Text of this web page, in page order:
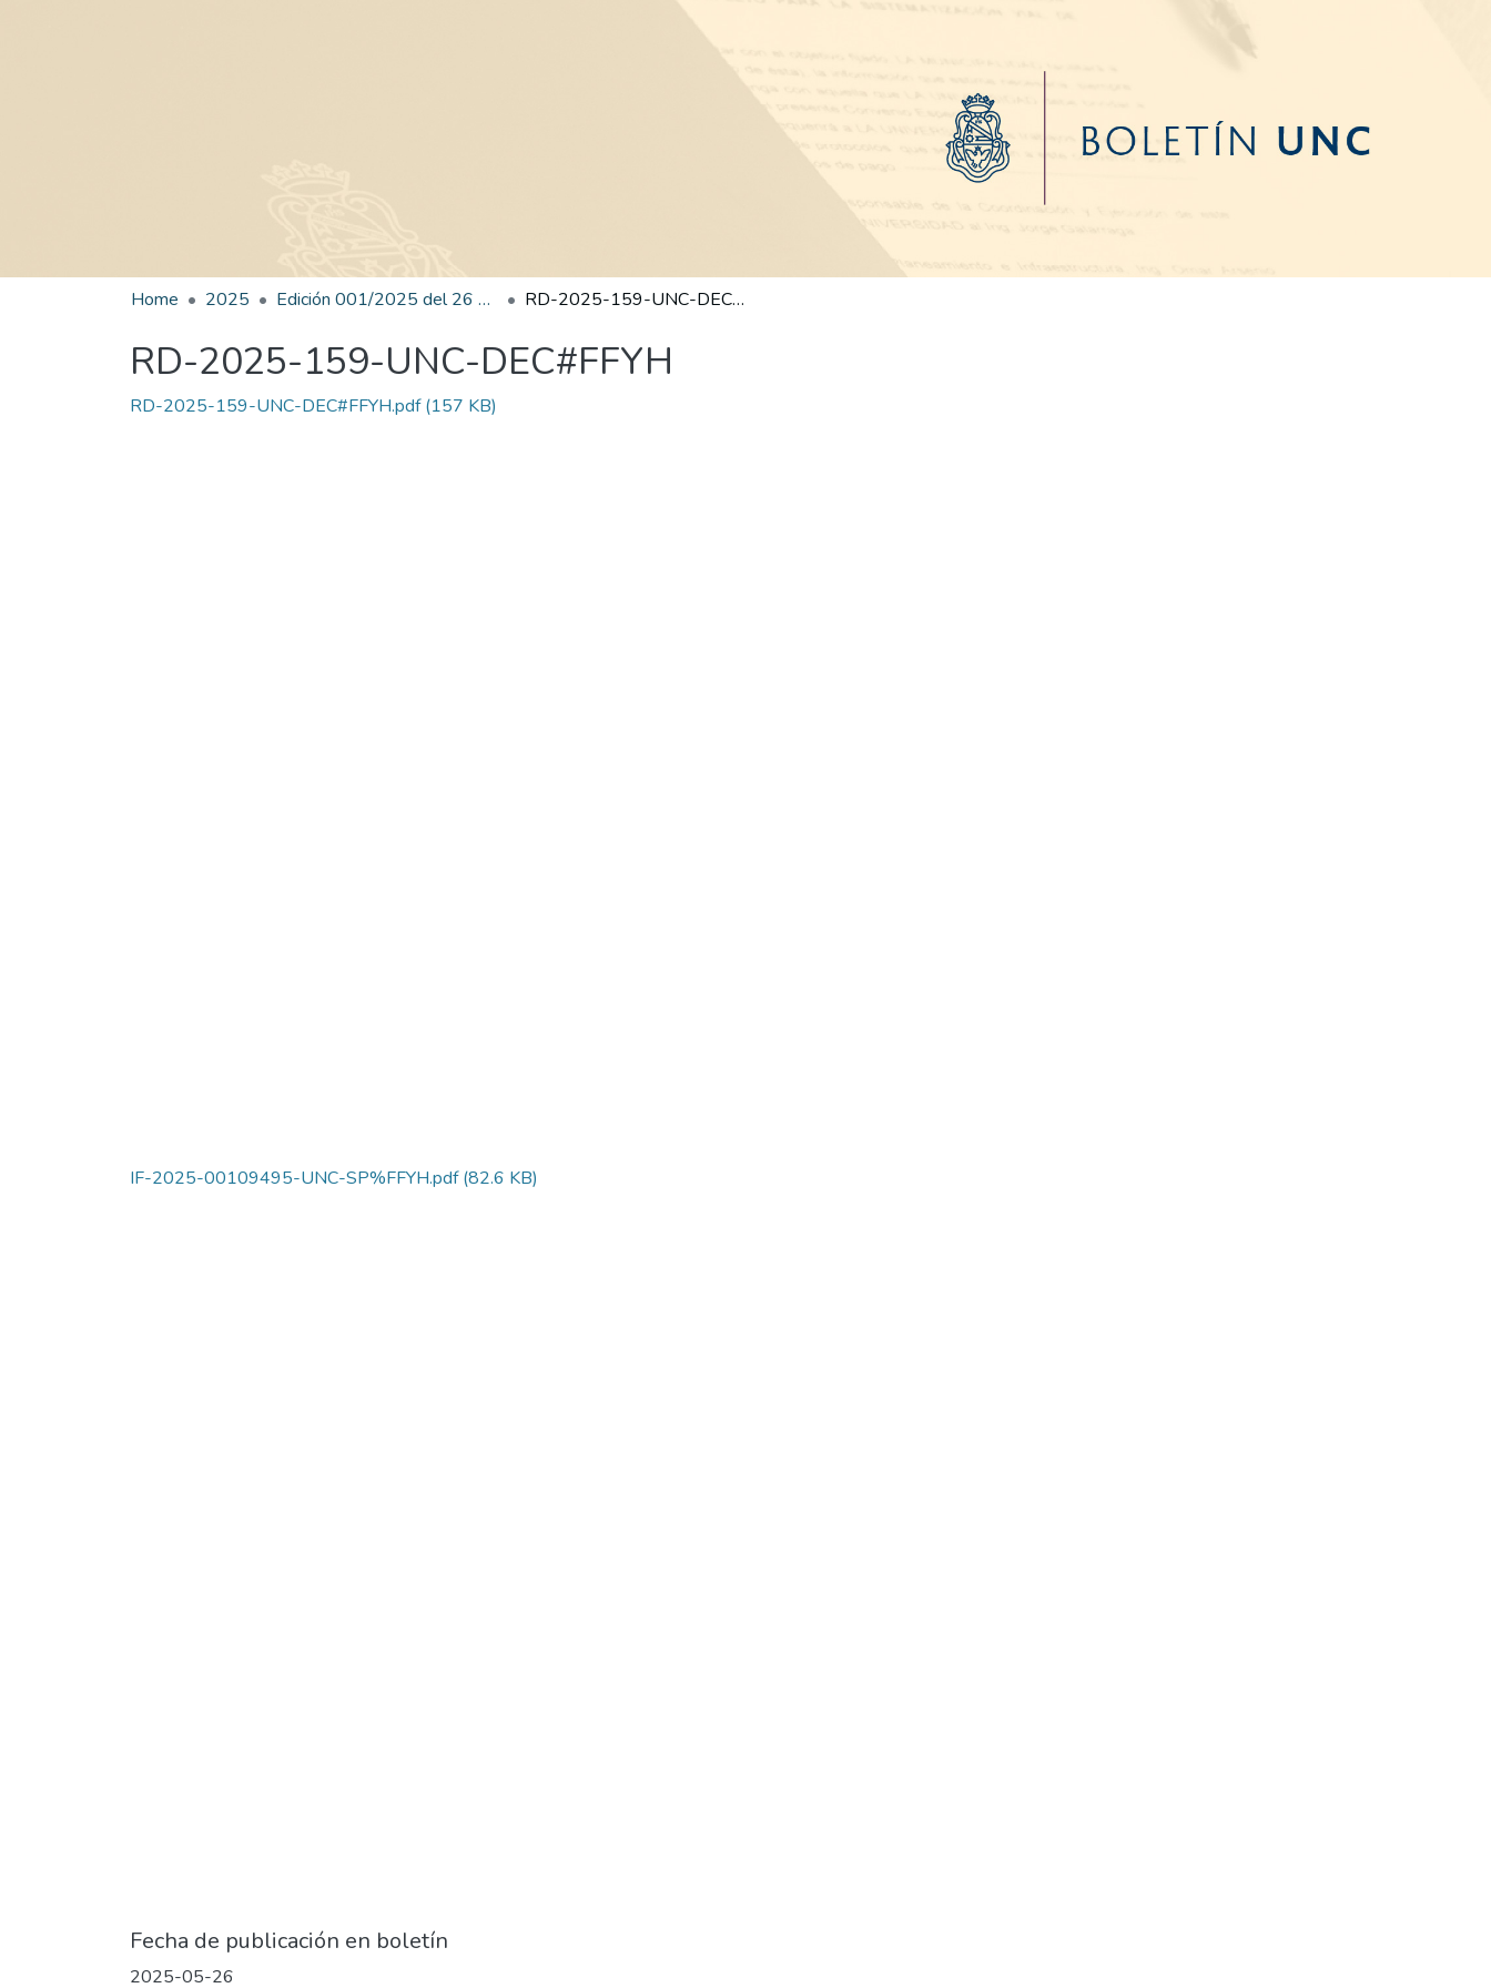
Home 2025 Edición 001/2025 del 26 de mayo de 2025 RD-2025-159-UNC-DEC#FFYH
RD-2025-159-UNC-DEC#FFYH
RD-2025-159-UNC-DEC#FFYH.pdf(157 KB)
IF-2025-00109495-UNC-SP%FFYH.pdf(82.6 KB)
Fecha de publicación en boletín
2025-05-26